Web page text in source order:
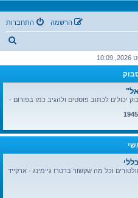
התחברות הרשמה
ו
יכולים לכתוב פוסטים ולהגיב כמו בפורום -
וכל מה שקשור ברטרו גיימינג - ארקייד